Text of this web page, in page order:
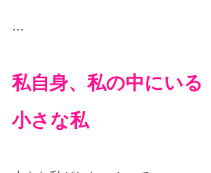
…
私自身、私の中にいる
小さな私